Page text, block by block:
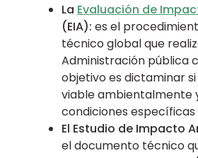
La Evaluación de
(EIA): es el
técnico global que
Administración pública
objetivo es dictaminar
viable ambientalmente
condiciones
El Estudio de Impacto
el documento técnico